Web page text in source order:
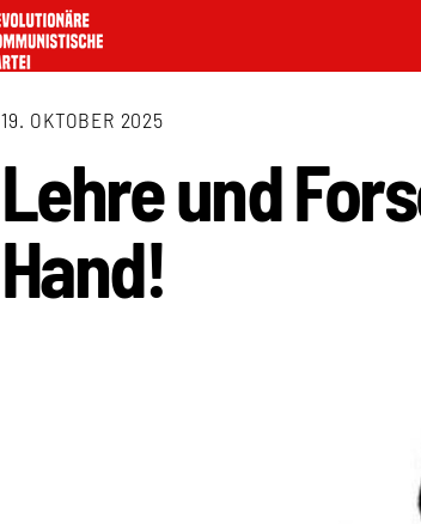
19. OKTOBER 2025
Lehre und
Hand!